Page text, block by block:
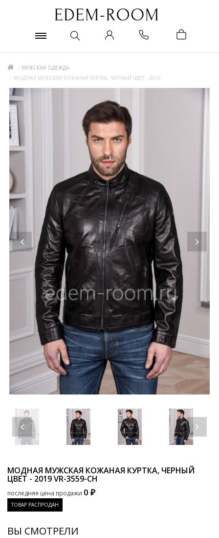
МУЖСКАЯ ОДЕЖДА
МОДНАЯ МУЖСКАЯ КОЖАНАЯ КУРТКА, ЧЕРНЫЙ ЦВЕТ - 2019
МОДНАЯ МУЖСКАЯ КОЖАНАЯ КУРТКА, ЧЕРНЫЙ
ЦВЕТ - 2019VR-3559-CH
последняя цена продажи 0 ₽
ТОВАР РАСПРОДАН
ВЫ СМОТРЕЛИ